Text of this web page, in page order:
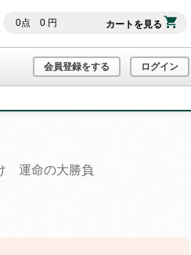
0点 0円 カートを見る
会員登録をする ログイン
運命の大勝負